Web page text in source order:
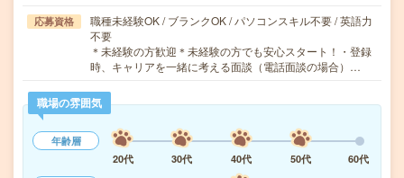
応募資格
職種未経験OK / ブランクOK / パソコンスキル不要 / 英語力
不要
＊未経験の方歓迎＊未経験の方でも安心スタート！・登録
時、キャリアを一緒に考える面談（電話面談の場合）…
職場の雰囲気
年齢層
20代
30代 40代 50代
60代